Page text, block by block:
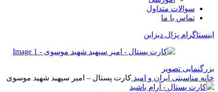
سوالات متداول
تماس با ما
اینستاگرام پژال دیزاین
بزرگنمایی تصویر
خانه مناسبتی ایران و امید کارت پستال – امیر سپهبد شهید موسوی